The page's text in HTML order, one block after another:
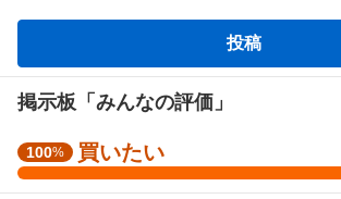
板
投稿
掲示板「みんなの評価」
強
く
100% 買いたい